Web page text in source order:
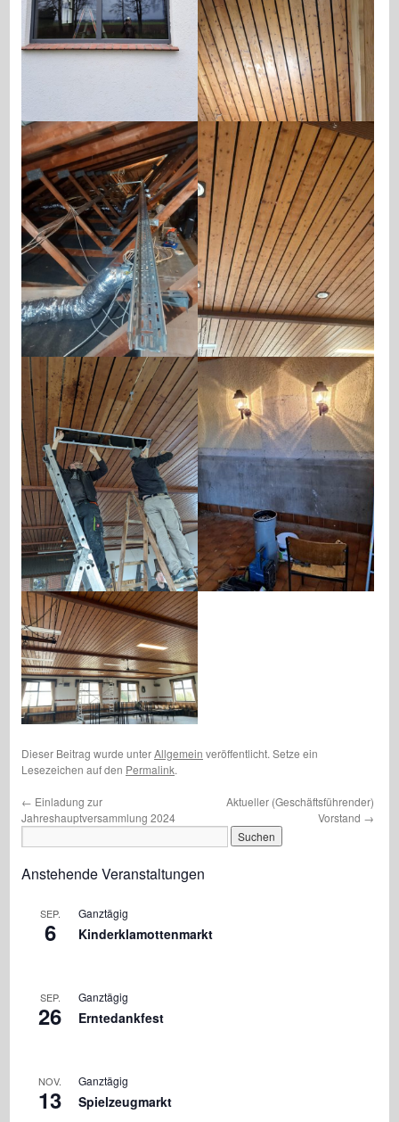
Dieser Beitrag wurde unterAllgemein veröffentlicht. Setze ein
Lesezeichen auf den Permalink.
← Einladung zur
Jahreshauptversammlung 2024
Aktueller (Geschäftsführender)
Vorstand →
Anstehende Veranstaltungen
SEP.
6
Ganztägig
Kinderklamottenmarkt
SEP.
26
Ganztägig
Erntedankfest
NOV.
13
Ganztägig
Spielzeugmarkt